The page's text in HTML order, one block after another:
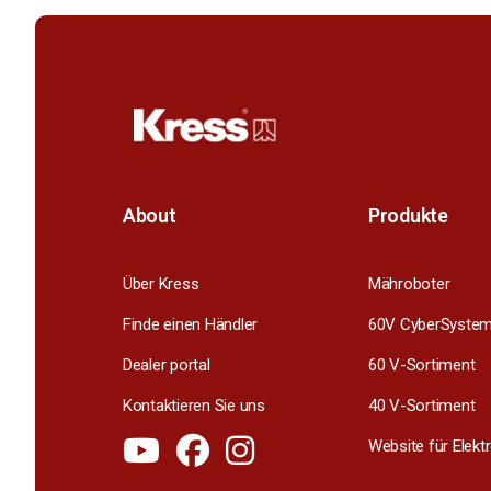
About
Über Kress
Finde einen Händler
Dealer portal
Kontaktieren Sie uns
Produkte
Mähroboter
60V CyberSystem
60 V-Sortiment
40 V-Sortiment
Website für